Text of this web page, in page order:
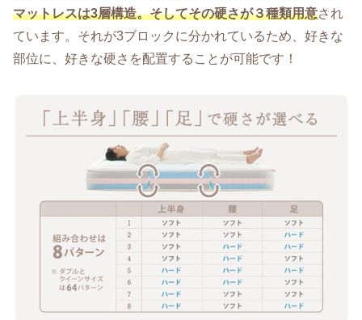
マットレスは3層構造。そしてその硬さが３種類用意され
ています。それが3ブロックに分かれているため、好きな
部位に、好きな硬さを配置することが可能です！